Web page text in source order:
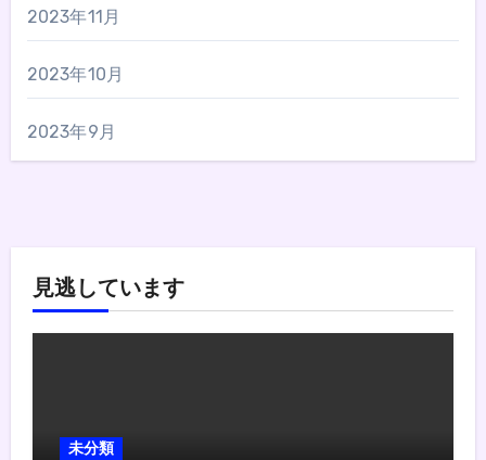
2023年11月
2023年10月
2023年9月
見逃しています
未分類